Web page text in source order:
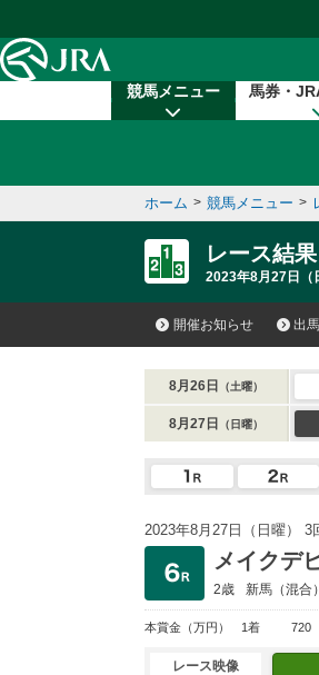
競馬メニュー 馬券・
ホーム > 競馬メニュー >
レース結果
2023年8月27日（
開催お知らせ 出
8月26日 （土曜）
8月27日 （日曜）
2023年8月27日（日曜） 3
メイクデ
2歳 新馬 （混合
本賞金 （万円） 1着 720
レース映像